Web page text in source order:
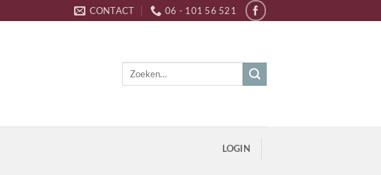
CONTACT 06 - 101 56 521
Zoeken
LOGIN